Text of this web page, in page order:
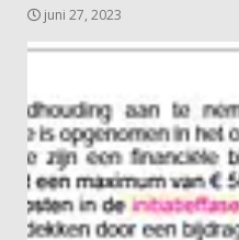
juni 27, 2023